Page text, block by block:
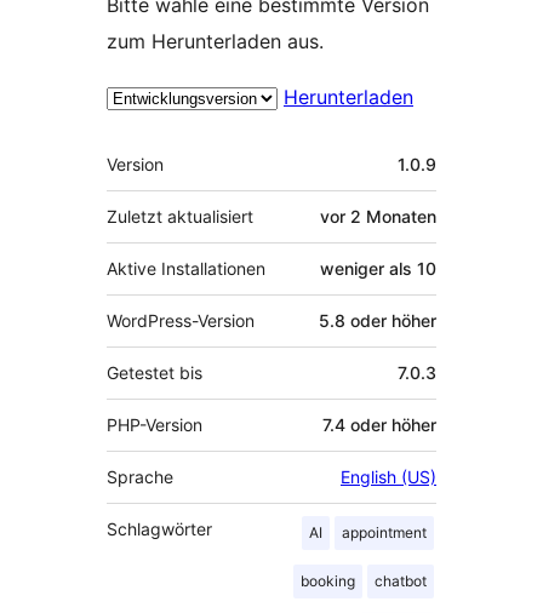
zum Herunterladen aus.
Herunterladen
Meta
Version 1.0.9
Zuletzt aktualisiert vor 2 Monaten
Aktive Installationen weniger als 10
WordPress-Version 5.8 oder höher
Getestet bis 7.0.3
PHP-Version 7.4 oder höher
Sprache English (US)
Schlagwörter AI appointment
booking chatbot